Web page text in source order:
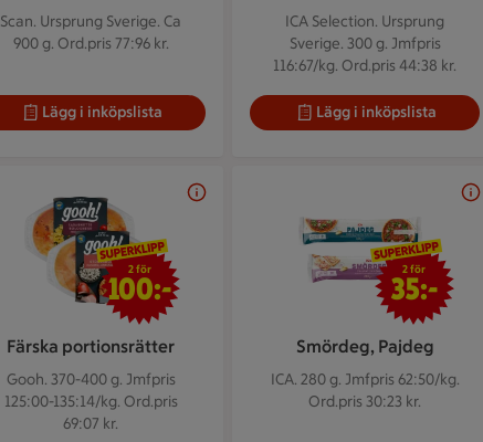
Scan. Ursprung Sverige. Ca
900 g. Ord.pris 77:96 kr.
Lägg i inköpslista
ICA Selection. Ursprung
Sverige. 300 g. Jmfpris
116:67/kg. Ord.pris 44:38 kr.
Lägg i inköpslista
Färska portionsrätter
Gooh. 370-400 g. Jmfpris
125:00-135:14/kg. Ord.pris
69:07 kr.
2 för 100 kr
2 för
100:-
Smördeg, Pajdeg
ICA. 280 g. Jmfpris 62:50/kg.
Ord.pris 30:23 kr.
2 för 35 kr
2 för
35:-